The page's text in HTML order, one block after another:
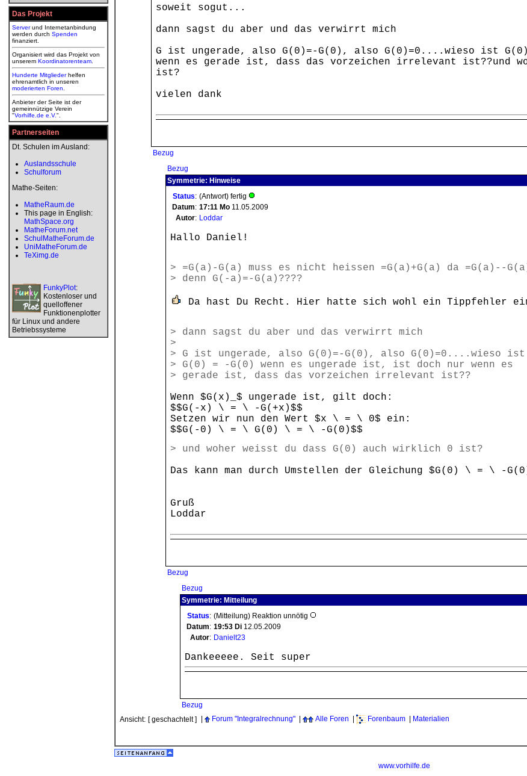
Das Projekt
Serverund Internetanbindung
werden durch Spenden
finanziert.
Organisiert wird das Projekt von
unserem Koordinatorenteam
Hunderte Mitgliederhelfen
ehrenamtlich in unseren
moderierten Foren
Anbieter der Seite ist der
gemeinnützige Verein
"Vorhilfe.de e.V.".
Partnerseiten
Dt. Schulen im Ausland:
Auslandsschule
Schulforum
Mathe-Seiten:
MatheRaum.de
This page in English:
MathSpace.org
MatheForum.net
SchulMatheForum.de
UniMatheForum.de
TeXimg.de
FunkyPlot:
Kostenloser und
quelloffener
Funktionenplotter
für Linux und andere
Betriebssysteme
soweit sogut...
dann sagst du aber und das verwirrt mich
G ist ungerade, also G(0)=-G(0), also G(0)=0....wieso ist
wenn es gerade ist, dass das vorzeichen irrelevant ist??und
ist?
vielen dank
Bezug
Bezug
Symmetrie: Hinweise
Status: (Antwort) fertig
Datum: 17:11 Mo 11.05.2009
Autor: Loddar
Hallo Daniel!
> =G(a)-G(a) muss es nicht heissen =G(a)+G(a) da =G(a)--
> denn G(-a)=-G(a)????
Da hast Du Recht. Hier hatte sich wohl ein Tippfehler
> dann sagst du aber und das verwirrt mich
>
> G ist ungerade, also G(0)=-G(0), also G(0)=0....wieso ist
> G(0) = -G(0) wenn es ungerade ist, ist doch nur wenn es
> gerade ist, dass das vorzeichen irrelevant ist??
Wenn $G(x)_$ ungerade ist, gilt doch:
$$G(-x) \ = \ -G(+x)$$
Setzen wir nun den Wert $x \ = \ 0$ ein:
$$G(-0) \ = \ G(0) \ = \ -G(0)$$
> und woher weisst du dass G(0) auch wirklich 0 ist?
Das kann man durch Umstellen der Gleichung $G(0) \ = \ -
Gruß
Loddar
Bezug
Bezug
Symmetrie: Mitteilung
Status: (Mitteilung) Reaktion unnötig
Datum: 19:53 Di 12.05.2009
Autor: Danielt23
Dankeeeee. Seit super
Bezug
Ansicht: [ geschachtelt ] Forum "Integralrechnung" Alle Foren Forenbaum Materialien
www.vorhilfe.de